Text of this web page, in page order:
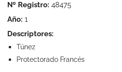
Nº Registro: 48475
Año: 1
Descriptores:
Túnez
Protectorado Francés